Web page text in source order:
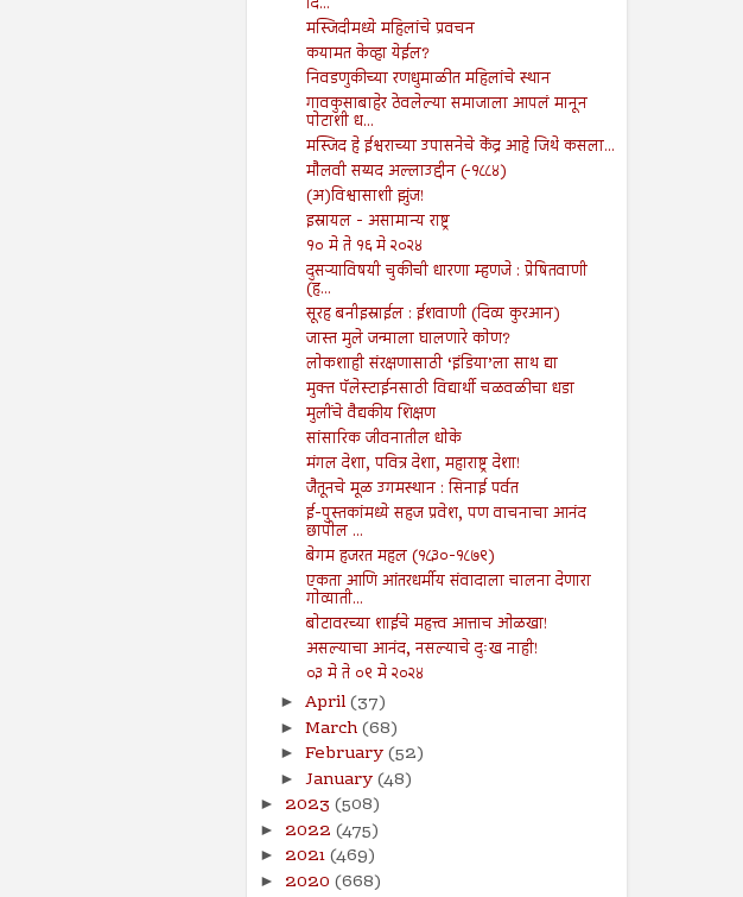
मस्जिदीमध्ये महिलांचे प्रवचन
कयामत केव्हा येईल?
निवडणुकीच्या रणधुमाळीत महिलांचे स्थान
गावकुसाबाहेर ठेवलेल्या समाजाला आपलं मानून
पोटाशी ध...
मस्जिद हे ईश्वराच्या उपासनेचे केंद्र आहे जिथे कसला...
मौलवी सय्यद अल्लाउद्दीन (-१८८४)
(अ)विश्वासाशी झुंज!
इस्रायल - असामान्य राष्ट्र
१० मे ते १६ मे २०२४
दुसऱ्याविषयी चुकीची धारणा म्हणजे : प्रेषितवाणी
(ह...
सूरह बनीइस्राईल : ईशवाणी (दिव्य कुरआन)
जास्त मुले जन्माला घालणारे कोण?
लोकशाही संरक्षणासाठी ‘इंडिया’ला साथ द्या
मुक्त पॅलेस्टाईनसाठी विद्यार्थी चळवळीचा धडा
मुलींचे वैद्यकीय शिक्षण
सांसारिक जीवनातील धोके
मंगल देशा, पवित्र देशा, महाराष्ट्र देशा!
जैतूनचे मूळ उगमस्थान : सिनाई पर्वत
ई-पुस्तकांमध्ये सहज प्रवेश, पण वाचनाचा आनंद
छापील ...
बेगम हजरत महल (१८३०-१८७९)
एकता आणि आंतरधर्मीय संवादाला चालना देणारा
गोव्याती...
बोटावरच्या शाईचे महत्त्व आत्ताच ओळखा!
असल्याचा आनंद, नसल्याचे दुःख नाही!
०३ मे ते ०९ मे २०२४
► April(37)
► March(68)
► February(52)
► January(48)
► 2023 (508)
► 2022 (475)
► 2021(469)
► 2020 (668)